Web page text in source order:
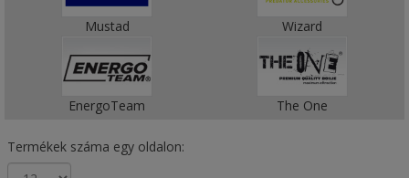
Mustad Wizard
EnergoTeam The One
Termékek száma egy oldalon: